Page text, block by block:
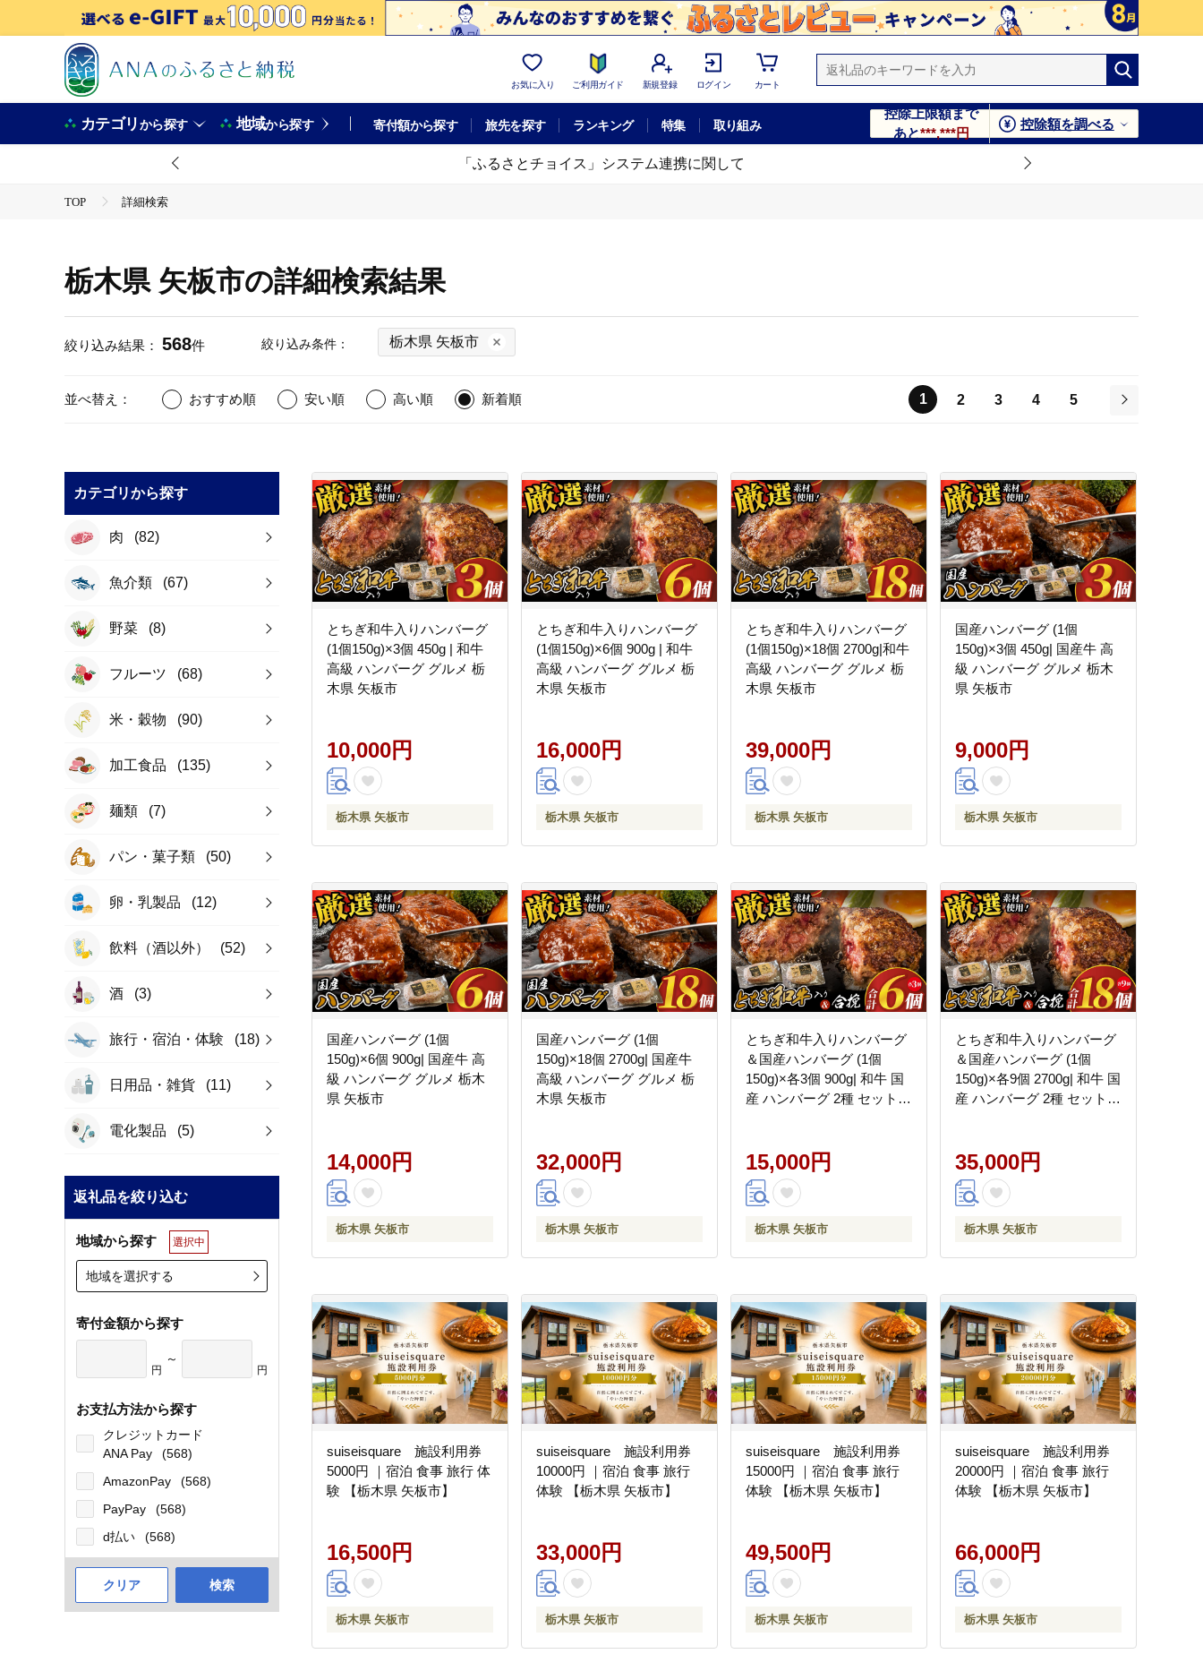
お気に入り ご利用ガイド 新規登録 ログイン カート
カテゴリから探す 地域から探す 寄付額から探す 旅先を探す ランキング 特集 取り組み
控除上限額まで
あと***,***円
控除額を調べる
「ふるさとチョイス」システム連携に関して
TOP 詳細検索
栃木県 矢板市の詳細検索結果
絞り込み結果： 568件 絞り込み条件： 栃木県 矢板市
並べ替え： おすすめ順 安い順 高い順 新着順 1 2 3 4
5
カテゴリから探す
肉 (82)
魚介類 (67)
野菜 (8)
フルーツ (68)
米・穀物 (90)
加工食品 (135)
麺類 (7)
パン・菓子類 (50)
卵・乳製品 (12)
飲料（酒以外） (52)
酒 (3)
旅行・宿泊・体験 (18)
日用品・雑貨 (11)
電化製品 (5)
返礼品を絞り込む
地域から探す 選択中
地域を選択する
寄付金額から探す
円
～
円
お支払方法から探す
クレジットカード
ANA Pay
(568)
AmazonPay
(568)
PayPay
(568)
d払い
(568)
クリア 検索
とちぎ和牛入りハンバーグ
(1個150g)×3個 450g | 和牛
高級 ハンバーグ グルメ 栃
木県 矢板市
10,000円
栃木県 矢板市
とちぎ和牛入りハンバーグ
(1個150g)×6個 900g | 和牛
高級 ハンバーグ グルメ 栃
木県 矢板市
16,000円
栃木県 矢板市
とちぎ和牛入りハンバーグ
(1個150g)×18個 2700g|和牛
高級 ハンバーグ グルメ 栃
木県 矢板市
39,000円
栃木県 矢板市
国産ハンバーグ (1個
150g)×3個 450g| 国産牛 高
級 ハンバーグ グルメ 栃木
県 矢板市
9,000円
栃木県 矢板市
国産ハンバーグ (1個
150g)×6個 900g| 国産牛 高
級 ハンバーグ グルメ 栃木
県 矢板市
14,000円
栃木県 矢板市
国産ハンバーグ (1個
150g)×18個 2700g| 国産牛
高級 ハンバーグ グルメ 栃
木県 矢板市
32,000円
栃木県 矢板市
とちぎ和牛入りハンバーグ
＆国産ハンバーグ (1個
150g)×各3個 900g| 和牛 国
産 ハンバーグ 2種 セット
15,000円
栃木県 矢板市
とちぎ和牛入りハンバーグ
＆国産ハンバーグ (1個
150g)×各9個 2700g| 和牛 国
産 ハンバーグ 2種 セット
35,000円
栃木県 矢板市
suiseisquare 施設利用券
5000円 ｜宿泊 食事 旅行 体
験 【栃木県 矢板市】
16,500円
栃木県 矢板市
suiseisquare 施設利用券
10000円 ｜宿泊 食事 旅行
体験 【栃木県 矢板市】
33,000円
栃木県 矢板市
suiseisquare 施設利用券
15000円 ｜宿泊 食事 旅行
体験 【栃木県 矢板市】
49,500円
栃木県 矢板市
suiseisquare 施設利用券
20000円 ｜宿泊 食事 旅行
体験 【栃木県 矢板市】
66,000円
栃木県 矢板市